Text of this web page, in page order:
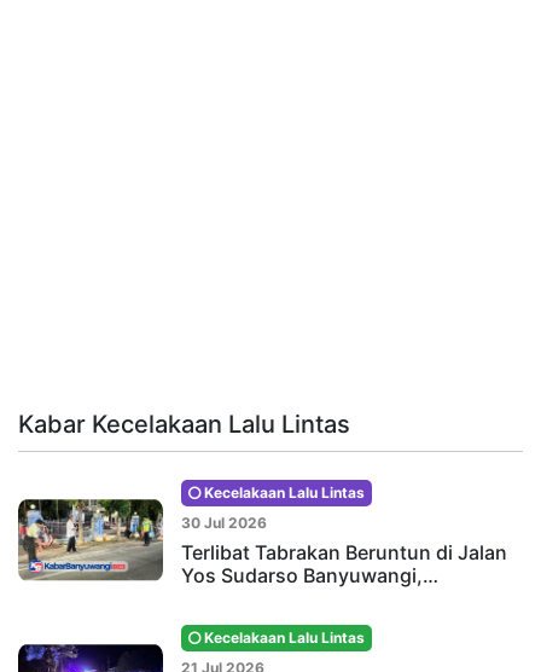
Kabar Kecelakaan Lalu Lintas
Kecelakaan Lalu Lintas
30 Jul 2026
Terlibat Tabrakan Beruntun di Jalan
Yos Sudarso Banyuwangi,…
Kecelakaan Lalu Lintas
21 Jul 2026